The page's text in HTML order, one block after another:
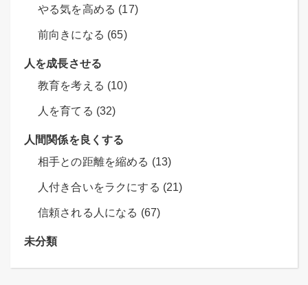
やる気を高める (17)
前向きになる (65)
人を成長させる
教育を考える (10)
人を育てる (32)
人間関係を良くする
相手との距離を縮める (13)
人付き合いをラクにする (21)
信頼される人になる (67)
未分類